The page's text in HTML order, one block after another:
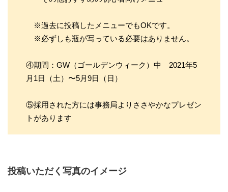
※過去に投稿したメニューでもOKです。
※必ずしも瓶が写っている必要はありません。
④期間：GW（ゴールデンウィーク）中 2021年5
月1日（土）〜5月9日（日）
⑤採用された方には事務局よりささやかなプレゼン
トがあります
投稿いただく写真のイメージ